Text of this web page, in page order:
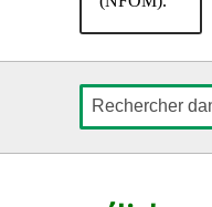
Rechercher